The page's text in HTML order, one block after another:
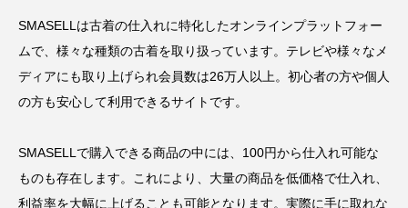
SMASELL は古着の仕入れに特化したオンラインプラットフォー
ムで、様々な種類の古着を取り扱っています。テレビや様々なメ
ディアにも取り上げられ会員数は26万人以上。初心者の方や個人
の方も安心して利用できるサイトです。
SMASELL で購入できる商品の中には、 100円から仕入れ可能な
ものも存在します。これにより、大量の商品を低価格で仕入れ、
利益率を大幅に上げることも可能となります。実際に手に取れな